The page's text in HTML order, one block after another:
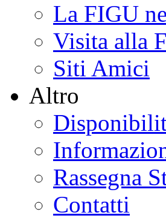
La FIGU
Visita alla
Siti Amici
Altro
Rassegna
Contatti